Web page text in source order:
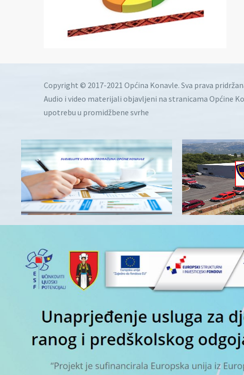
Copyright © 2017-2021 Općina Konavle. Sva prava
Audio i video materijali objavljeni na stranicama Općine
upotrebu u promidžbene svrhe